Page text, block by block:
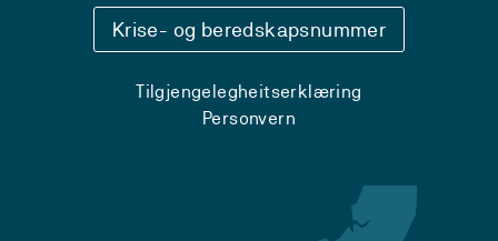
Krise- og beredskapsnummer
Tilgjengelegheitserklæring
Personvern